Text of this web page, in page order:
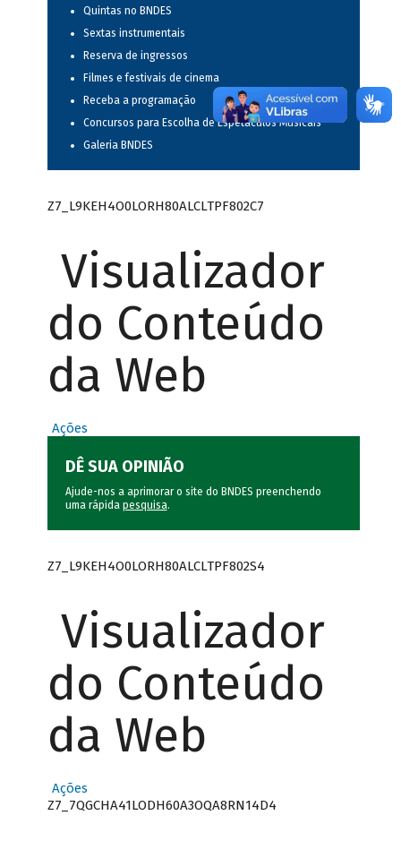
Quintas no BNDES
Sextas instrumentais
Reserva de ingressos
Filmes e festivais de cinema
Receba a programação
Concursos para Escolha de Espetáculos Musicais
Galeria BNDES
Z7_L9KEH4O0LORH80ALCLTPF802C7
Visualizador
do Conteúdo
da Web
Ações
DÊ SUA OPINIÃO
Ajude-nos a aprimorar o site do BNDES preenchendo
uma rápida pesquisa.
Z7_L9KEH4O0LORH80ALCLTPF802S4
Visualizador
do Conteúdo
da Web
Ações
Z7_7QGCHA41LODH60A3OQA8RN14D4